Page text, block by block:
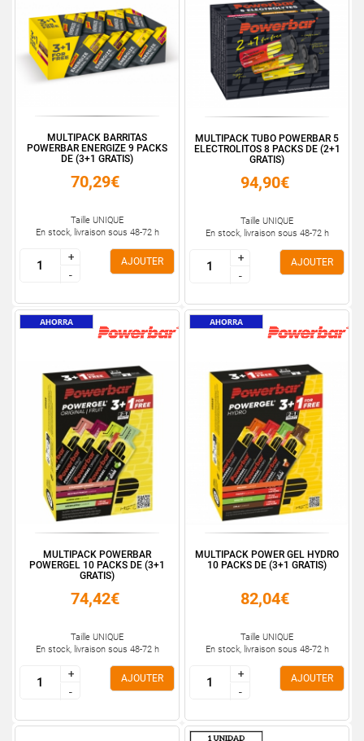
MULTIPACK BARRITAS
POWERBAR ENERGIZE 9 PACKS
DE (3+1 GRATIS)
70,29€
Taille UNIQUE
En stock, livraison sous 48-72 h
+
-
+
-
AJOUTER
MULTIPACK TUBO POWERBAR 5
ELECTROLITOS 8 PACKS DE (2+1
GRATIS)
94,90€
Taille UNIQUE
En stock, livraison sous 48-72 h
+
-
+
-
AJOUTER
MULTIPACK POWERBAR
POWERGEL 10 PACKS DE (3+1
GRATIS)
74,42€
Taille UNIQUE
En stock, livraison sous 48-72 h
+
-
+
-
AJOUTER
MULTIPACK POWER GEL HYDRO
10 PACKS DE (3+1 GRATIS)
82,04€
Taille UNIQUE
En stock, livraison sous 48-72 h
+
-
+
-
AJOUTER